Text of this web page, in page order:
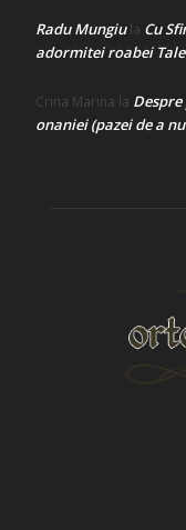
Radu Mungiula Cu
adormitei roabei
Crina Marina la
onaniei (pazei de a